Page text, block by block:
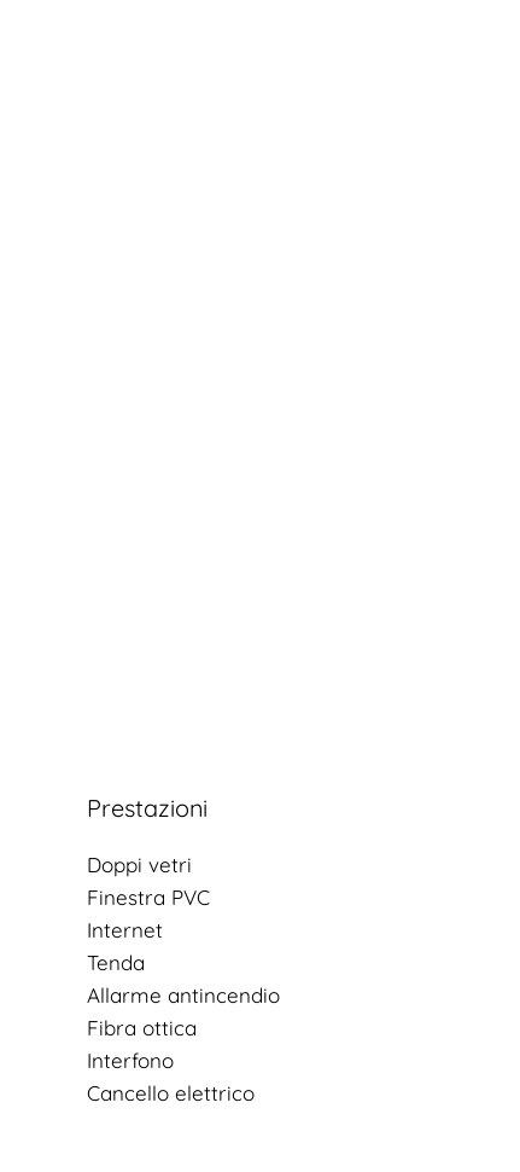
Prestazioni
Doppi vetri
Finestra PVC
Internet
Tenda
Allarme antincendio
Fibra ottica
Interfono
Cancello elettrico